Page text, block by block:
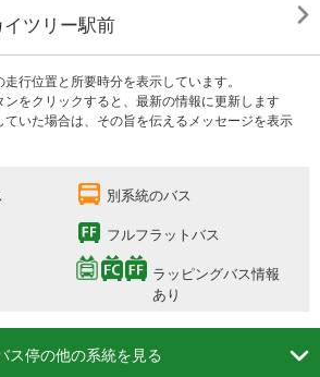
イツリー駅前 
行位置と所要時分を表示しています。
ンをクリックすると、最新の情報に更新します
いた場合は、その旨を伝えるメッセージを表示
別系統のバス
フルフラットバス
ラッピングバス情報
あり
ス停の他の系統を見る 